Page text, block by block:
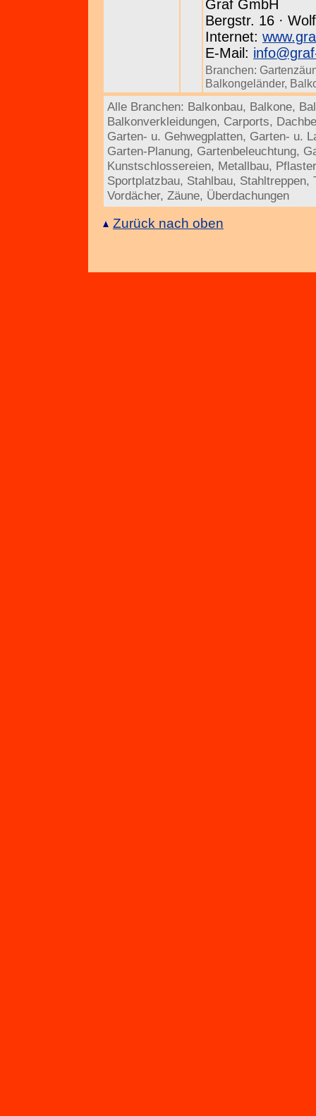
Graf GmbH
Bergstr. 16 ·
Internet:
E-Mail:
Branchen:
Balkongeländer,
Alle Branchen: Balkonbau, Balkone,
Balkonverkleidungen, Carports,
Garten- u. Gehwegplatten, Garten- u.
Garten-Planung, Gartenbeleuchtung,
Kunstschlossereien, Metallbau,
Sportplatzbau, Stahlbau, Stahltreppen,
Vordächer, Zäune, Überdachungen
Zurück nach oben